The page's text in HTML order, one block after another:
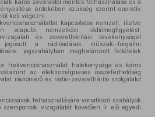
káros zavarástól mentes felhasználása és a
érdekében szükség szerint operatív
kell végezni.
kapcsolatos nemzeti, illetve
alapuló nemzetközi rádiómegfigyelést,
és zavarelhárítási tevékenységet
a rádióadások műszaki-forgalmi
jogszabályban meghatározott feltételek
frekvenciahasználat hatékonysága és káros
az elektromágneses összeférhetőség
rádiómérő és rádió-zavarelhárító szolgálatot
felhasználására vonatkozó szabályok
szempontok vizsgálatát követően ír elő egyedi